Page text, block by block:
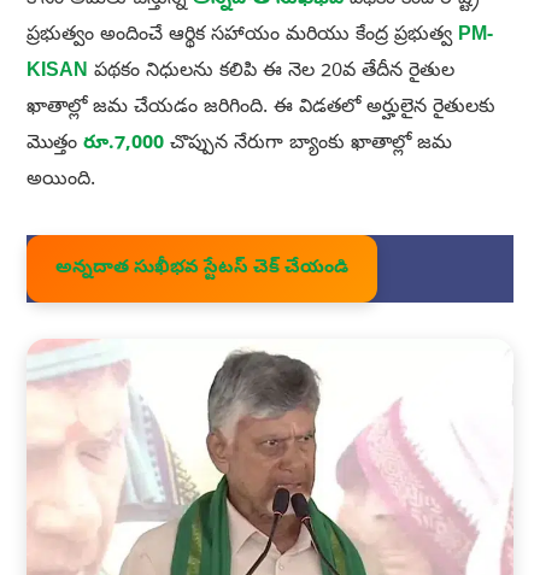
ప్రభుత్వం అందించే ఆర్థిక సహాయం మరియు కేంద్ర ప్రభుత్వ PM-
KISAN పథకం నిధులను కలిపి ఈ నెల 20వ తేదీన రైతుల
ఖాతాల్లో జమ చేయడం జరిగింది. ఈ విడతలో అర్హులైన రైతులకు
మొత్తం రూ.7,000చొప్పున నేరుగా బ్యాంకు ఖాతాల్లో జమ
అయింది.
అన్నదాత సుఖీభవ స్టేటస్ చెక్ చేయండి